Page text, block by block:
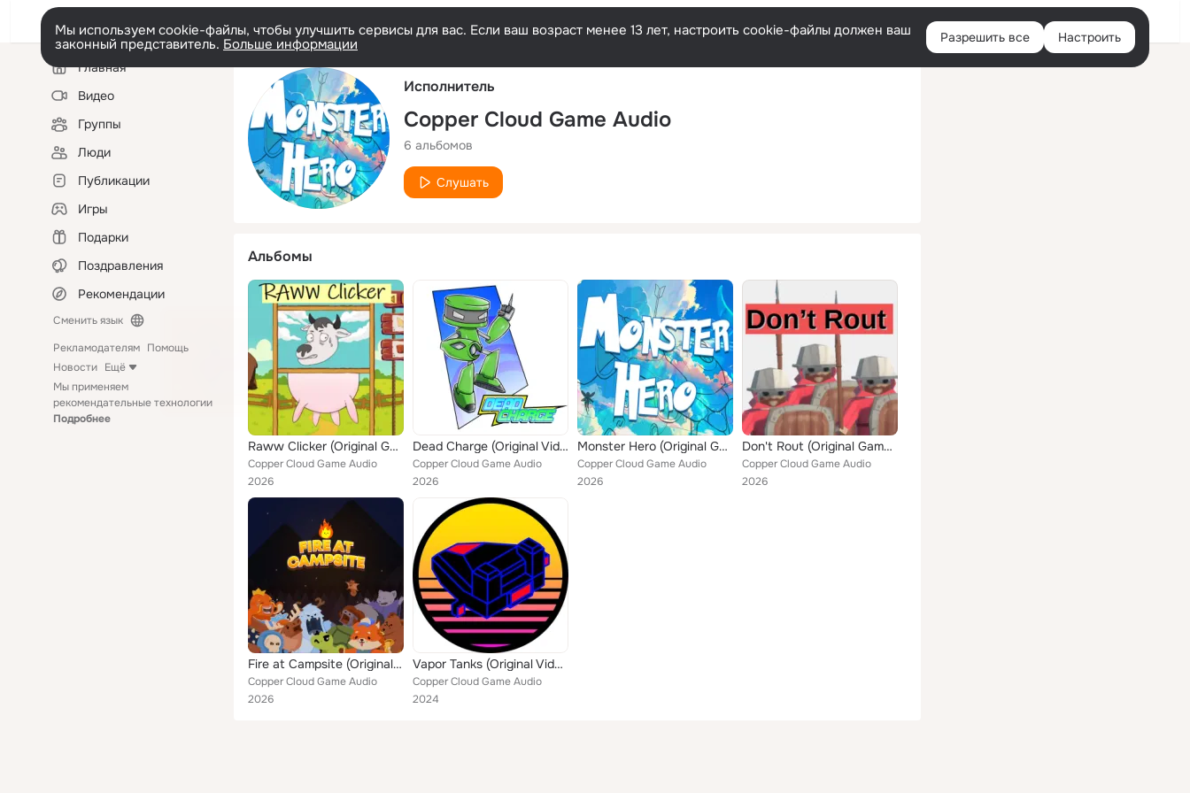
Русский Войти
Мы используем cookie-файлы, чтобы улучшить сервисы для вас. Если ваш возраст менее 13 лет, настроить cookie-файлы должен ваш
законный представитель. Больше информации Разрешить все Настроить
Левая
колонкаГлавная
Видео
Группы
Люди
Публикации
Игры
Подарки
Поздравления
Рекомендации
Сменить язык
Рекламодателям Помощь
Новости Ещё
Мы применяем
рекомендательные технологии
Подробнее
Исполнитель
Copper Cloud Game Audio
6 альбомов
Слушать
Альбомы
Raww Clicker (Original Game Sountrack)
Copper Cloud Game Audio
2026
Dead Charge (Original Video Game Soundtrack)
Copper Cloud Game Audio
2026
Monster Hero (Original Game Soundtrack)
Copper Cloud Game Audio
2026
Don't Rout (Original Game Soundtrack)
Copper Cloud Game Audio
2026
Fire at Campsite (Original Video Game Sountrack)
Copper Cloud Game Audio
2026
Vapor Tanks (Original Video Game Soundtrack)
Copper Cloud Game Audio
2024